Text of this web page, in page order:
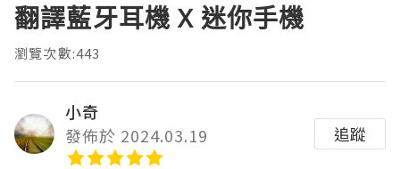
翻譯藍牙耳機 X 迷你手機
瀏覽次數:443
小奇
發佈於 2024.03.19
追蹤